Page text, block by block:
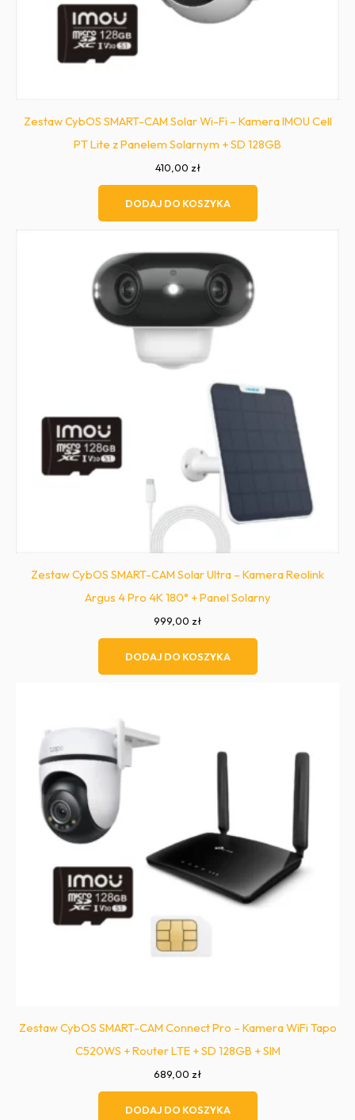
Zestaw CybOS SMART-CAM Solar Wi-Fi – Kamera IMOU Cell
PT Lite z Panelem Solarnym + SD 128GB
410,00 zł
DODAJ DO KOSZYKA
Zestaw CybOS SMART-CAM Solar Ultra – Kamera Reolink
Argus 4 Pro 4K 180° + Panel Solarny
999,00 zł
DODAJ DO KOSZYKA
Zestaw CybOS SMART-CAM Connect Pro – Kamera WiFi Tapo
C520WS + Router LTE + SD 128GB + SIM
689,00 zł
DODAJ DO KOSZYKA